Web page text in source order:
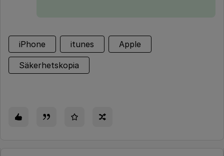
iPhone itunes Apple
Säkerhetskopia